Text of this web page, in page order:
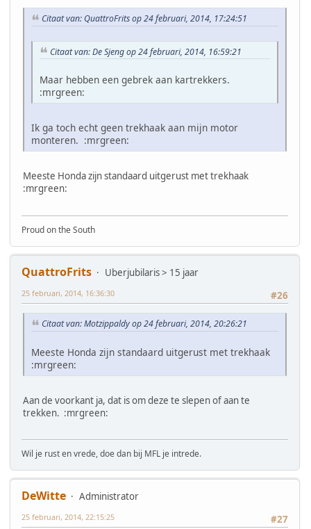
Citaat van: QuattroFrits op 24 februari, 2014, 17:24:51
Citaat van: De Sjeng op 24 februari, 2014, 16:59:21
Maar hebben een gebrek aan kartrekkers.
:mrgreen:
Ik ga toch echt geen trekhaak aan mijn motor
monteren. :mrgreen:
Meeste Honda zijn standaard uitgerust met trekhaak
:mrgreen:
Proud on the South
QuattroFrits
Uberjubilaris > 15 jaar
#26
25 februari, 2014, 16:36:30
Citaat van: Motzippaldy op 24 februari, 2014, 20:26:21
Meeste Honda zijn standaard uitgerust met trekhaak
:mrgreen:
Aan de voorkant ja, dat is om deze te slepen of aan te
trekken. :mrgreen:
Wil je rust en vrede, doe dan bij MFL je intrede.
DeWitte
Administrator
#27
25 februari, 2014, 22:15:25